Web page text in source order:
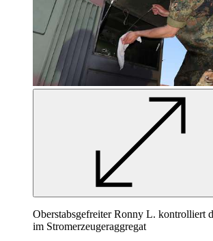
Oberstabsgefreiter Ronny L. kontrolliert
im Stromerzeugeraggregat